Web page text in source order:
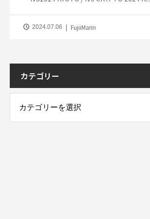
2024.07.06 FujiiMarin
カテゴリー